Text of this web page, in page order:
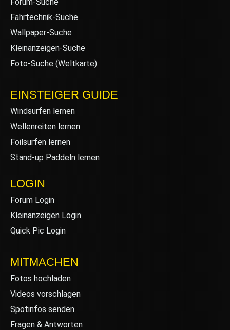
Fahrtechnik-Suche
Wallpaper-Suche
Kleinanzeigen-Suche
Foto-Suche (Weltkarte)
EINSTEIGER GUIDE
Windsurfen lernen
Wellenreiten lernen
Foilsurfen lernen
Stand-up Paddeln lernen
LOGIN
Forum Login
Kleinanzeigen Login
Quick Pic Login
MITMACHEN
Fotos hochladen
Videos vorschlagen
Spotinfos senden
Fragen & Antworten